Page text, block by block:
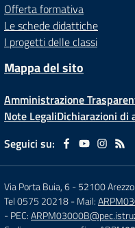
Offerta formativa
Le schede didattiche
I progetti delle classi
Mappa del sito
Amministrazione
Note LegaliDichiarazioni di
Seguici su:
Via Porta Buia, 6-52100
Tel 0575 20218- Mail:
- PEC: